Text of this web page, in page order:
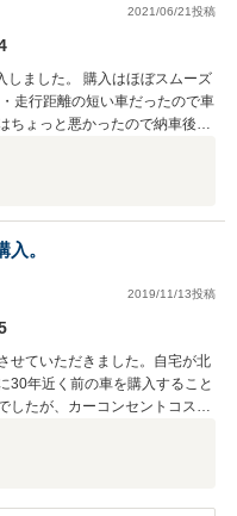
2021/06/21投稿
ました。 購入はほぼスムーズ
ちょっと悪かったので納車後に
部分でクリティカルなものは外
した。 ・ローン関連で色々頑
した。最終的には出来たので良
圧パワステのオイルが冷えてい
3月ということも
大体迅速にメールが返ってき
失敗したローン会社との件は
です。
。
2019/11/13投稿
せていただきました。自宅が北
30年近く前の車を購入すること
したが、カーコンセントコスト
走行時のインプレッションな
足しうる情報を得ることが可